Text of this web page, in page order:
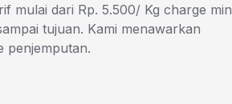
mulai dari Rp. 5.500/ Kg charge min
tujuan. Kami menawarkan
penjemputan.